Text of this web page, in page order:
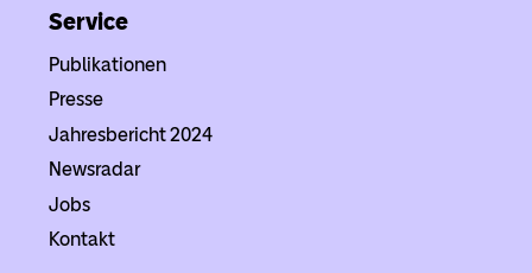
Service
Publikationen
Presse
Jahresbericht 2024
Newsradar
Jobs
Kontakt